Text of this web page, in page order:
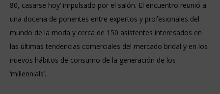
80, casarse hoy’ impulsado por el salón. El encuentro reunió a
una docena de ponentes entre expertos y profesionales del
mundo de la moda y cerca de 150 asistentes interesados en
las últimas tendencias comerciales del mercado bridal y en los
nuevos hábitos de consumo de la generación de los
‘millennials’.